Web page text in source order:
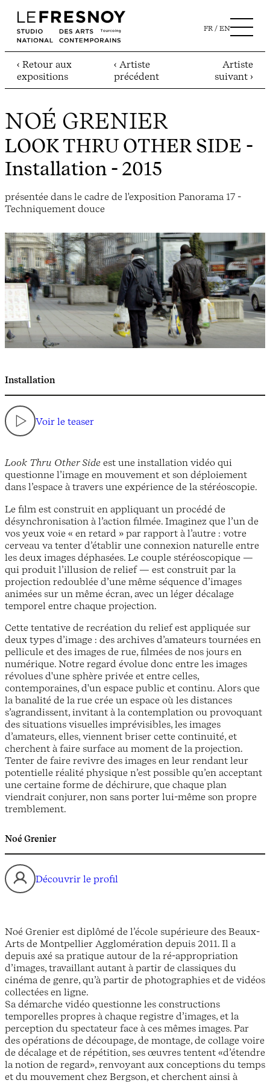
FR EN
‹ Retour aux
expositions
‹ Artiste
précédent
Artiste
suivant ›
NOÉ GRENIER
LOOK THRU OTHER SIDE -
Installation - 2015
présentée dans le cadre de l'exposition Panorama 17 -
Techniquement douce
Installation
Voir le teaser
Look Thru Other Side est une installation vidéo qui
questionne l’image en mouvement et son déploiement
dans l’espace à travers une expérience de la stéréoscopie.
Le film est construit en appliquant un procédé de
désynchronisation à l’action filmée. Imaginez que l’un de
vos yeux voie « en retard » par rapport à l’autre : votre
cerveau va tenter d’établir une connexion naturelle entre
les deux images déphasées. Le couple stéréoscopique —
qui produit l’illusion de relief — est construit par la
projection redoublée d’une même séquence d’images
animées sur un même écran, avec un léger décalage
temporel entre chaque projection.
Cette tentative de recréation du relief est appliquée sur
deux types d’image : des archives d’amateurs tournées en
pellicule et des images de rue, filmées de nos jours en
numérique. Notre regard évolue donc entre les images
révolues d'une sphère privée et entre celles,
contemporaines, d'un espace public et continu. Alors que
la banalité de la rue crée un espace où les distances
s’agrandissent, invitant à la contemplation ou provoquant
des situations visuelles imprévisibles, les images
d’amateurs, elles, viennent briser cette continuité, et
cherchent à faire surface au moment de la projection.
Tenter de faire revivre des images en leur rendant leur
potentielle réalité physique n’est possible qu’en acceptant
une certaine forme de déchirure, que chaque plan
viendrait conjurer, non sans porter lui-même son propre
tremblement.
Noé Grenier
Découvrir le profil
Noé Grenier est diplômé de l’école supérieure des Beaux-
Arts de Montpellier Agglomération depuis 2011. Il a
depuis axé sa pratique autour de la ré-appropriation
d’images, travaillant autant à partir de classiques du
cinéma de genre, qu’à partir de photographies et de vidéos
collectées en ligne.
Sa démarche vidéo questionne les constructions
temporelles propres à chaque registre d’images, et la
perception du spectateur face à ces mêmes images. Par
des opérations de découpage, de montage, de collage voire
de décalage et de répétition, ses œuvres tentent «d’étendre
la notion de regard», renvoyant aux conceptions du temps
et du mouvement chez Bergson, et cherchent ainsi à